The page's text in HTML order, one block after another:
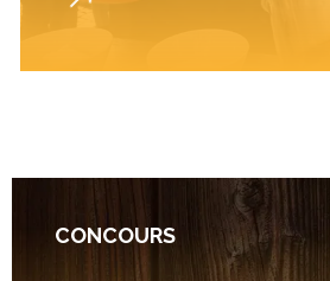
CONCOURS